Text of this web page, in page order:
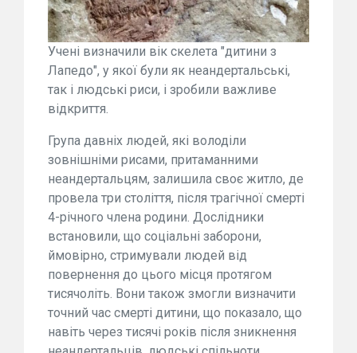
Учені визначили вік скелета "дитини з
Лапедо", у якої були як неандертальські,
так і людські риси, і зробили важливе
відкриття.
Група давніх людей, які володіли
зовнішніми рисами, притаманними
неандертальцям, залишила своє житло, де
провела три століття, після трагічної смерті
4-річного члена родини. Дослідники
встановили, що соціальні заборони,
ймовірно, стримували людей від
повернення до цього місця протягом
тисячоліть. Вони також змогли визначити
точний час смерті дитини, що показало, що
навіть через тисячі років після зникнення